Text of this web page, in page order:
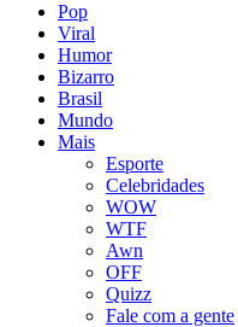
Pop
Viral
Humor
Bizarro
Brasil
Mundo
Mais
Esporte
Celebridades
WOW
WTF
Awn
OFF
Quizz
Fale com a gente